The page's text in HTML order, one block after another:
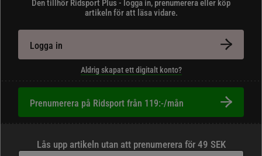
Den tillhör Ridsport Plus - logga in, prenumerera eller köp
artikeln för att läsa vidare.
Logga in
Aldrig skapat ett digitalt konto?
Prenumerera på Ridsport från 119:-/mån